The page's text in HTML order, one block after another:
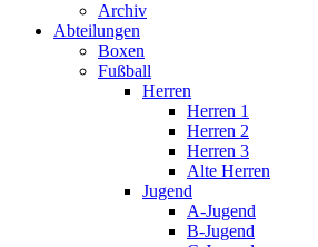
Archiv
Abteilungen
Boxen
Fußball
Herren
Herren 1
Herren 2
Herren 3
Alte Herren
Jugend
A-Jugend
B-Jugend